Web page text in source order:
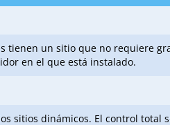
tienen un sitio que no requiere
en el que está instalado.
sitios dinámicos. El control total